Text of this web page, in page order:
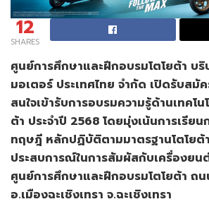
12
SHARES
ศูนย์การศึกษาและฝึกอบรมโตโยต้า บ
มอเตอร์ ประเทศไทย จำกัด เปิดรับส
สนใจเข้ารับการอบรมความรู้ด้านเทคโ
ต้า ประจำปี 2568 โดยมุ่งเน้นการเรีย
ทฤษฎี หลักปฏิบัติตามมาตรฐานโตโยต้
ประสบการณ์ในการสัมผัสกับเครื่องย
ศูนย์การศึกษาและฝึกอบรมโตโยต้า ถ
อ.เมืองฉะเชิงเทรา จ.ฉะเชิงเทรา